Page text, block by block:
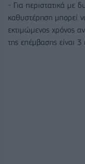
- Για περιστατικά με
καθυστέρηση μπορεί
εκτιμώμενος χρόνος
της επέμβασης είναι